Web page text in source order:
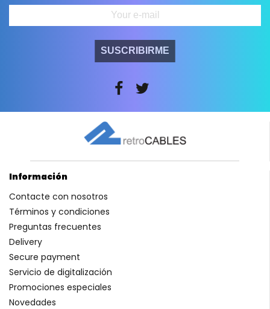
SUSCRIBIRME
Información
Contacte con nosotros
Términos y condiciones
Preguntas frecuentes
Delivery
Secure payment
Servicio de digitalización
Promociones especiales
Novedades